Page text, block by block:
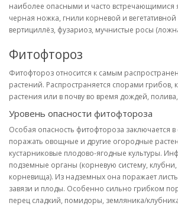
наиболее опасными и часто встречающимися
черная ножка, гнили корневой и
вертициллёз, фузариоз, мучнистые росы
Фитофтороз
Фитофтороз относится к самым
растений. Распространяется спорами грибов,
растения или в почву во время дождей,
Уровень опасности фитофтороза
Особая опасность фитофтороза заключается в
поражать овощные и другие огородные
кустарниковые плодово-ягодные культуры.
подземные органы (корневую систему,
корневища). Из надземных она поражает
завязи и плоды. Особенно сильно грибком
перец сладкий, помидоры, земляника/